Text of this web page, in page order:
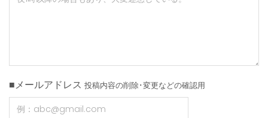
■メールアドレス 投稿内容の削除･変更などの確認用